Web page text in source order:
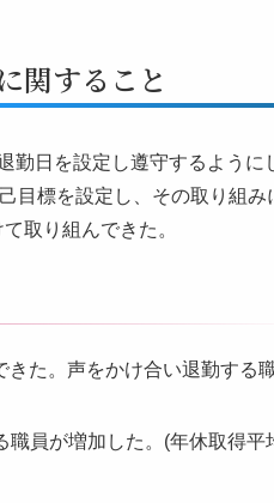
関すること
日を設定し遵守するように
目標を設定し、その取り組み
取り組んできた。
た。声をかけ合い退勤する
員が増加した。(年休取得平